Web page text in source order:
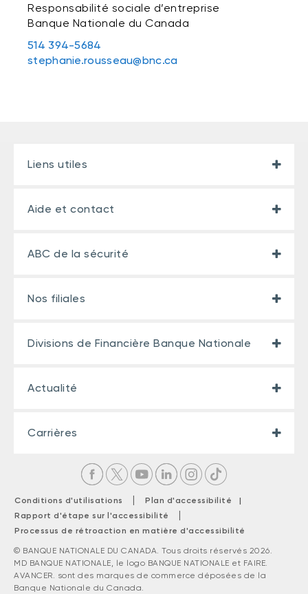
Responsabilité sociale d’entreprise
Banque Nationale du Canada
514 394-5684
stephanie.rousseau@bnc.ca
Liens utiles
Aide et contact
ABC de la sécurité
Nos filiales
Divisions de Financière Banque Nationale
Actualité
Carrières
Conditions d'utilisations |
Plan d'accessibilité |
Rapport d'étape sur l'accessibilité
|
Processus de rétroaction en matière d'accessibilité
© BANQUE NATIONALE DU CANADA. Tous droits réservés 2026.
MD BANQUE NATIONALE, le logo BANQUE NATIONALE et FAIRE.
AVANCER. sont des marques de commerce déposées de la
Banque Nationale du Canada.